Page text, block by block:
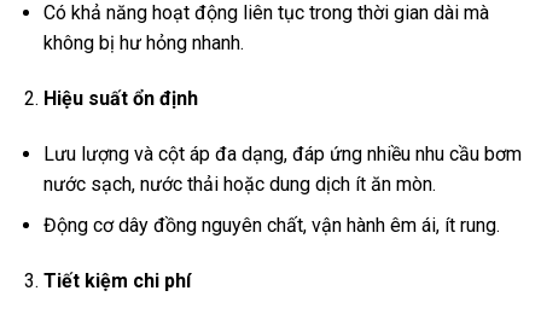
Có khả năng hoạt động liên tục trong thời gian dài mà
không bị hư hỏng nhanh.
Hiệu suất ổn định
Lưu lượng và cột áp đa dạng, đáp ứng nhiều nhu cầu bơm
nước sạch, nước thải hoặc dung dịch ít ăn mòn.
Động cơ dây đồng nguyên chất, vận hành êm ái, ít rung.
Tiết kiệm chi phí